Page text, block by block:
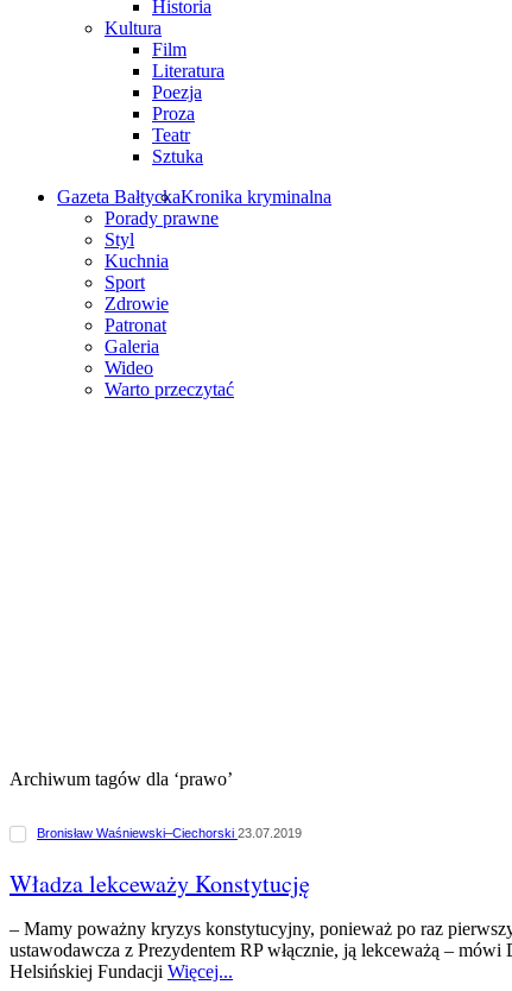
Historia
Kultura
Film
Literatura
Poezja
Proza
Teatr
Sztuka
Gazeta BałtyckaKronika kryminalna
Porady prawne
Styl
Kuchnia
Sport
Zdrowie
Patronat
Galeria
Wideo
Warto przeczytać
Archiwum tagów dla ‘prawo’
Bronisław Waśniewski–Ciechorski 23.07.2019
Władza lekceważy Konstytucję
– Mamy poważny kryzys konstytucyjny, ponieważ po raz
ustawodawcza z Prezydentem RP włącznie, ją lekceważą – mówi
Helsińskiej Fundacji Więcej...